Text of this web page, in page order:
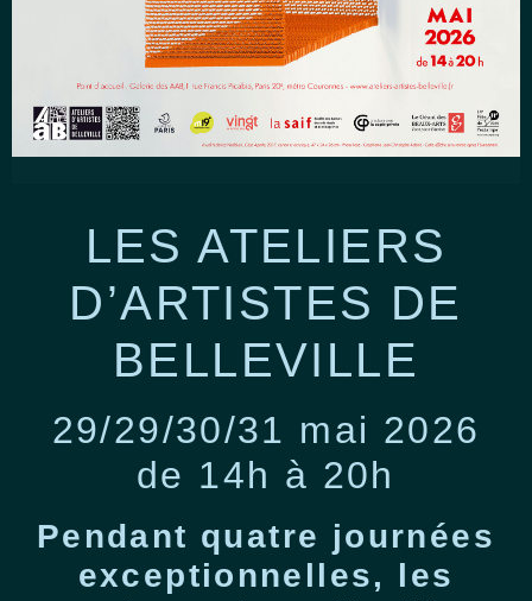
LES ATELIERS
D’ARTISTES DE
BELLEVILLE
29/29/30/31 mai 2026
de 14h à 20h
Pendant quatre journées
exceptionnelles, les